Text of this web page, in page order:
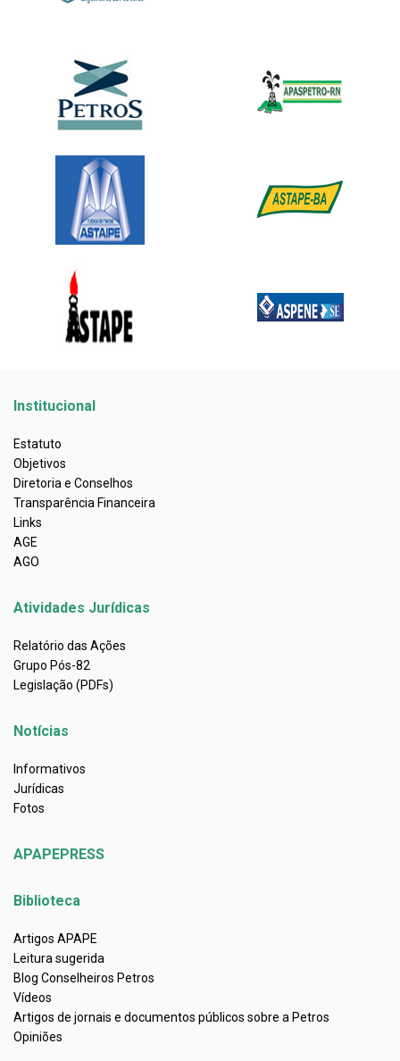
Institucional
Estatuto
Objetivos
Diretoria e Conselhos
Transparência Financeira
Links
AGE
AGO
Atividades Jurídicas
Relatório das Ações
Grupo Pós-82
Legislação (PDFs)
Notícias
Informativos
Jurídicas
Fotos
APAPEPRESS
Biblioteca
Artigos APAPE
Leitura sugerida
Blog Conselheiros Petros
Vídeos
Artigos de jornais e documentos públicos sobre a Petros
Opiniões